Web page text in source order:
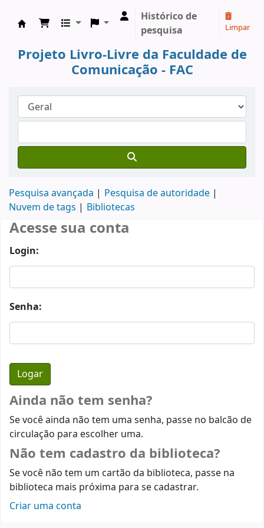
Histórico de
pesquisa
Limpar
Projeto Livro-Livre da Faculdade de
Comunicação - FAC
Pesquisa avançada
Pesquisa de autoridade
Nuvem de tags
Bibliotecas
Acesse sua conta
Login:
Senha:
Ainda não tem senha?
Se você ainda não tem uma senha, passe no balcão de
circulação para escolher uma.
Não tem cadastro da biblioteca?
Se você não tem um cartão da biblioteca, passe na
biblioteca mais próxima para se cadastrar.
Criar uma conta